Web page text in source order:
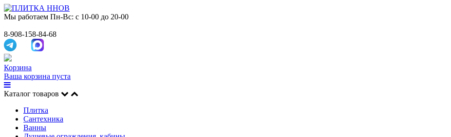
Мы работаем Пн-Вс: с 10-00 до 20-00
8-908-158-84-68
Корзина
Ваша корзина пуста
Каталог товаров
Плитка
Сантехника
Ванны